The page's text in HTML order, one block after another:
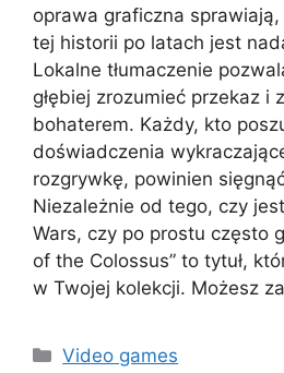
oprawa graficzna
tej historii po latach jest
Lokalne tłumaczenie
głębiej zrozumieć przekaz i
bohaterem. Każdy, kto
doświadczenia
rozgrywkę, powinien
Niezależnie od tego, czy
Wars, czy po prostu często
of the Colossus” to tytuł,
w Twojej kolekcji. Możesz
Kategorie
Video games